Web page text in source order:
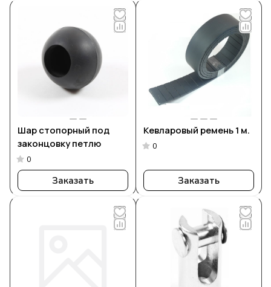
Шар стопорный под
законцовку петлю
0
Заказать
Кевларовый ремень 1 м.
0
Заказать